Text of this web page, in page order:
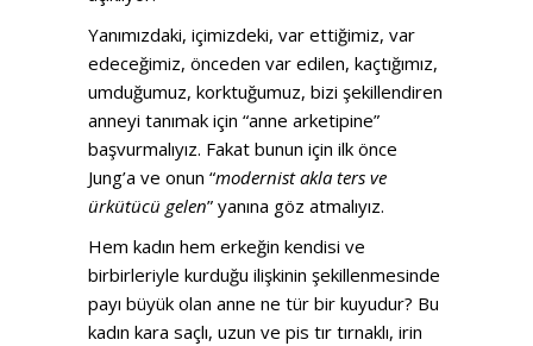
Yanımızdaki, içimizdeki, var ettiğimiz, var
edeceğimiz, önceden var edilen, kaçtığımız,
umduğumuz, korktuğumuz, bizi şekillendiren
anneyi tanımak için “anne arketipine”
başvurmalıyız. Fakat bunun için ilk önce
Jung’a ve onun “modernist akla ters ve
ürkütücü gelen” yanına göz atmalıyız.
Hem kadın hem erkeğin kendisi ve
birbirleriyle kurduğu ilişkinin şekillenmesinde
payı büyük olan anne ne tür bir kuyudur? Bu
kadın kara saçlı, uzun ve pis tır tırnaklı, irin